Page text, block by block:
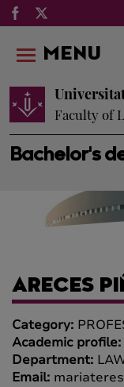
Bachelor's
Faculty of
MENU
ARECES
Category:
Academic profile:
Department:
Email: